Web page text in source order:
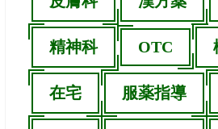
精神科 OTC
在宅 服薬指導